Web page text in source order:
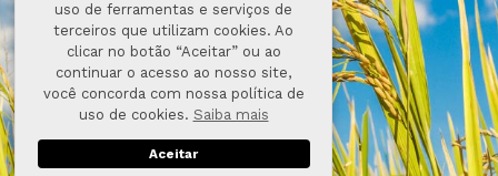
uso de ferramentas e serviços de
terceiros que utilizam cookies. Ao
clicar no botão “Aceitar” ou ao
continuar o acesso ao nosso site,
você concorda com nossa política de
uso de cookies. Saiba mais
Aceitar